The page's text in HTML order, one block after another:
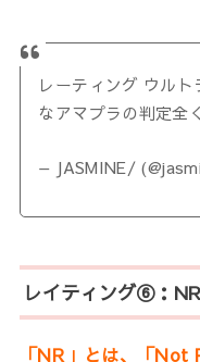
レーティング ウル
なアマプラの判定全
— JASMINE/
レイティング⑥：NR
「NR」とは、「Not